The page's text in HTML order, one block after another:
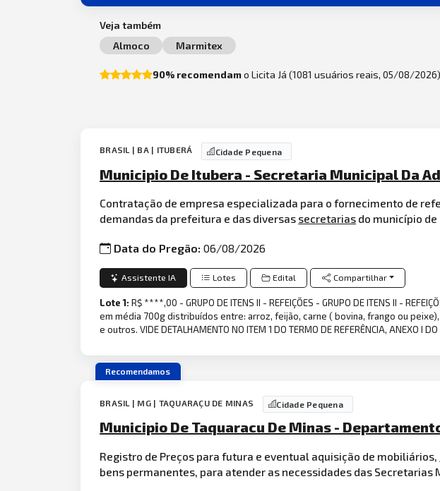
Veja também
Almoco
Marmitex
90% recomendamo Licita Já (1081 usuários reais, 05/08/
BRASIL | BA | ITUBERÁ Cidade Pequena
Municipio De Itubera - Secretaria Municipal Da
Contratação de empresa especializada para o fornecimento de
demandas da prefeitura e das diversas secretarias do município
Data do Pregão:06/08/2026
Assistente IA Lotes Edital Compartilhar
Lote 1:R$ ****,00 - GRUPO DE ITENS II - REFEIÇÕES - GRUPO DE ITENS II -
em média 700g distribuídos entre: arroz, feijão, carne ( bovina, frango ou
e outros. VIDE DETALHAMENTO NO ITEM 1 DO TERMO DE REFERÊNCIA, ANEXO I DO
Recomendamos
BRASIL | MG | TAQUARAÇU DE MINAS Cidade Pequena
Municipio De Taquaracu De Minas -
Registro de Preços para futura e eventual aquisição de mobiliários,
bens permanentes, para atender as necessidades das Secretarias